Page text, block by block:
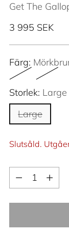
Get The
Ordinarie
3 995 SEK
Färg:
Storlek: Large
Large
Slutsåld.
Kvantitet
Kvantitet